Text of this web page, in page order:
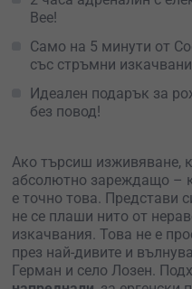
Bee!
Само на 5 минути от
със стръмни
Идеален подарък за
без повод!
Ако търсиш изживяване,
абсолютно зареждащо –
е точно това. Представи
не се плаши нито от
изкачвания. Това не е
през най-дивите и
Герман и село Лозен.